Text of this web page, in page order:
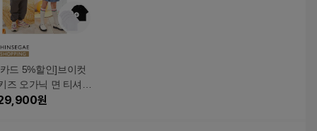
드 5%할인]브이컷
즈 오가닉 면 티셔츠
장
원